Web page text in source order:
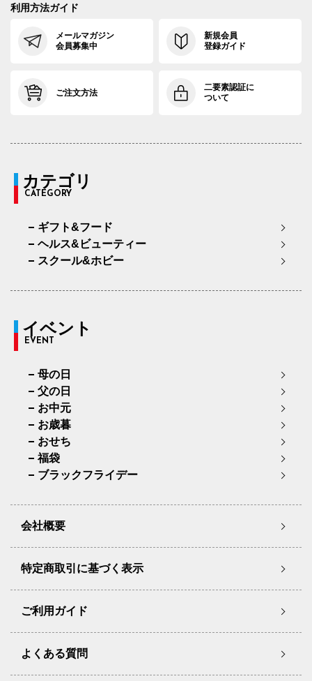
利用方法ガイド
メールマガジン
会員募集中
新規会員
登録ガイド
ご注文方法
二要素認証に
ついて
カテゴリ
CATEGORY
ギフト&フード
ヘルス&ビューティー
スクール&ホビー
イベント
EVENT
母の日
父の日
お中元
お歳暮
おせち
福袋
ブラックフライデー
会社概要
特定商取引に基づく表示
ご利用ガイド
よくある質問